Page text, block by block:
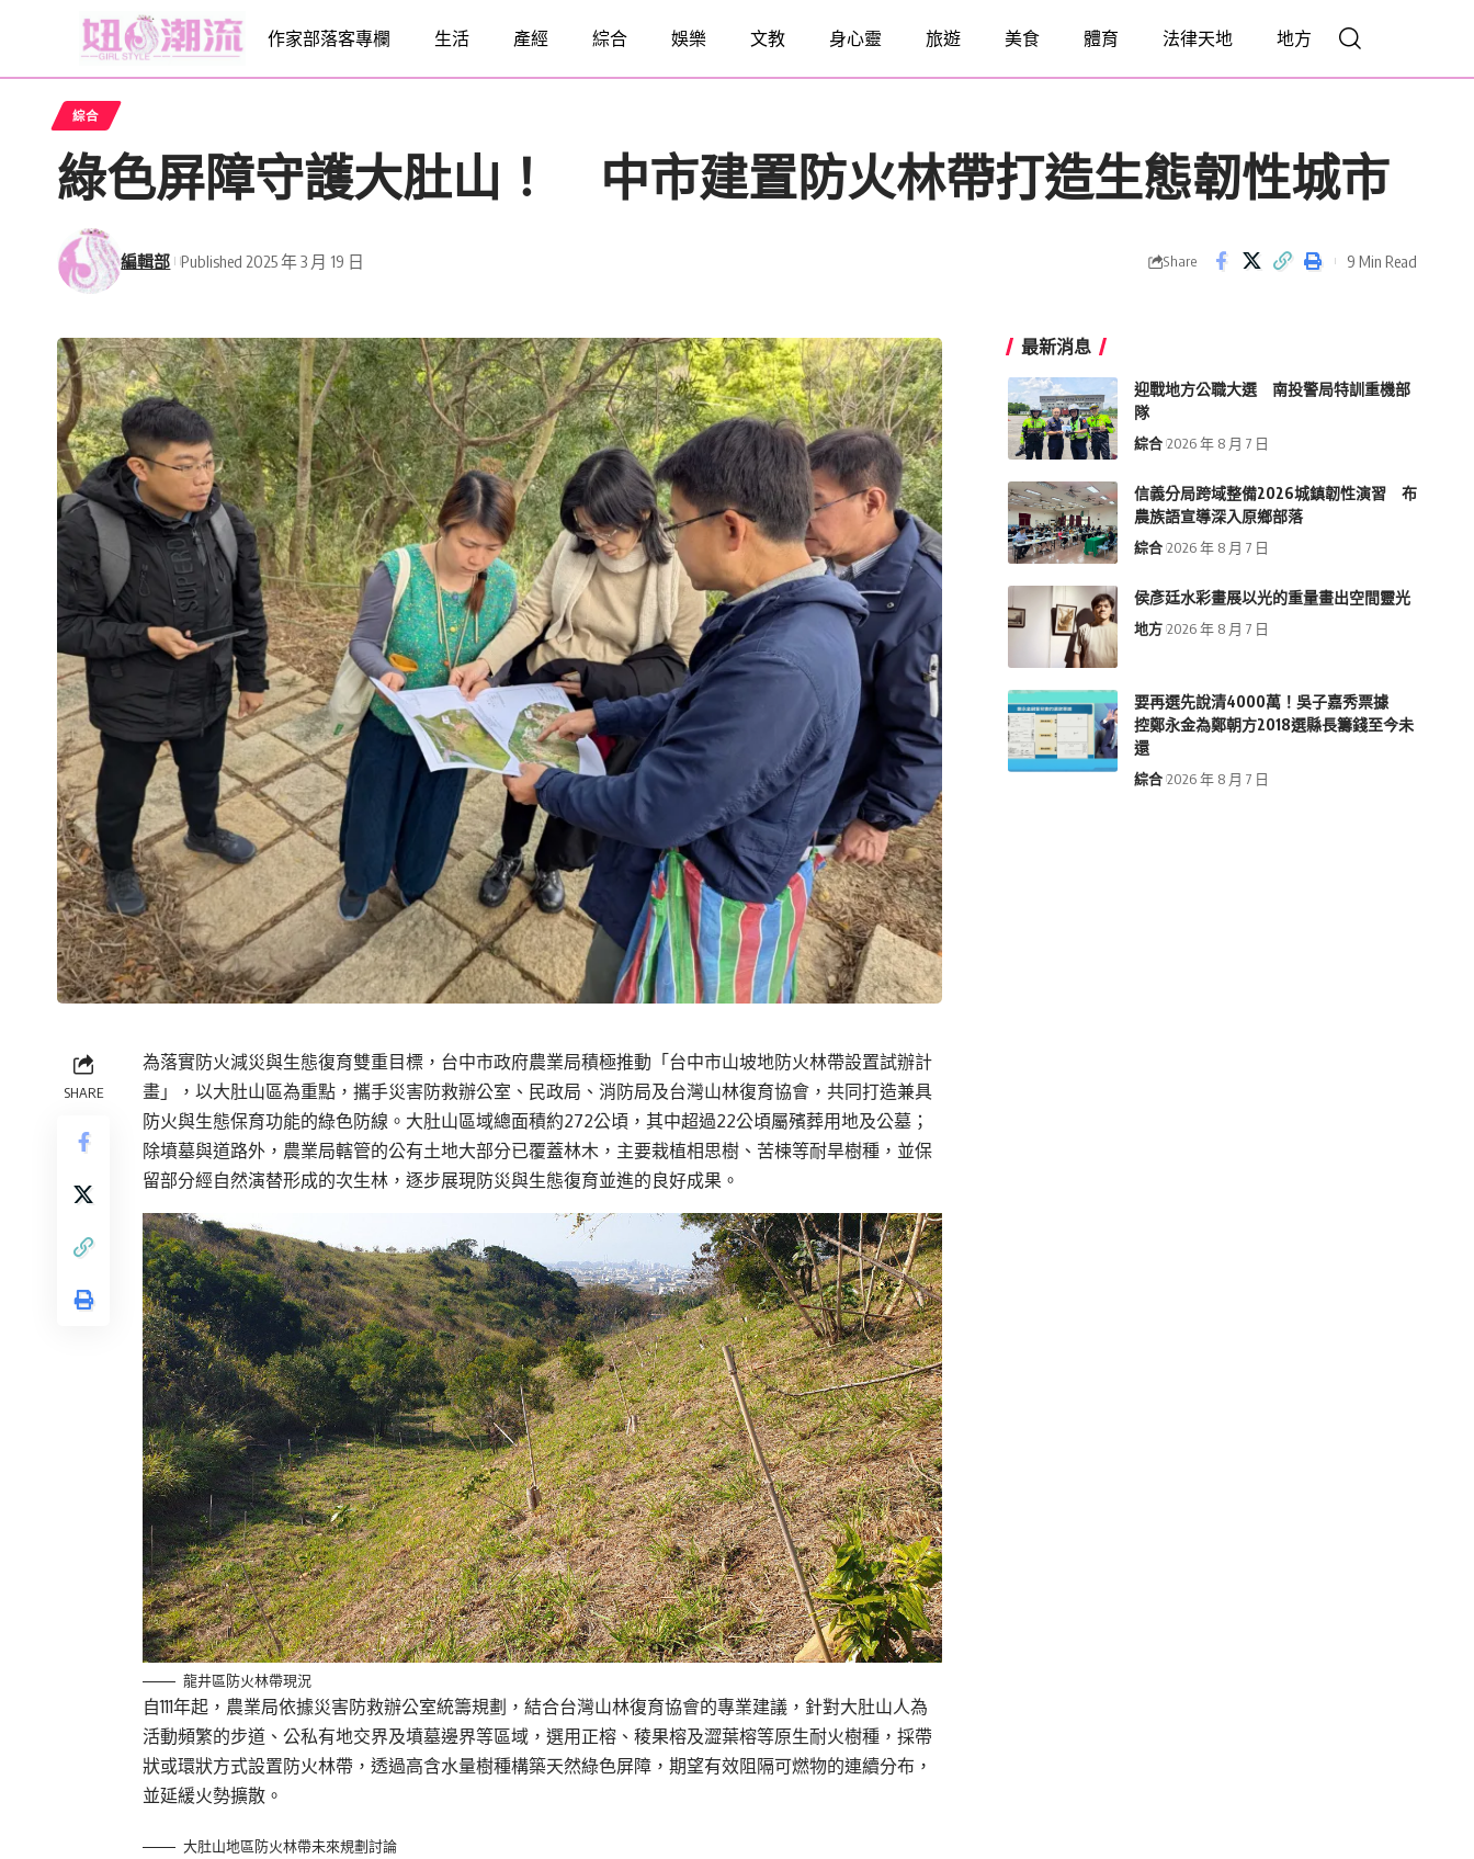
作家部落客專欄 生活 產經 綜合 娛樂 文教 身心靈 旅遊 美食 體育 法律天地 地方
綜合
綠色屏障守護大肚山！ 中市建置防火林帶打造生態韌性城市
編輯部 Published 2025 年 3 月 19 日 Share 9 Min Read
SHARE
為落實防火減災與生態復育雙重目標，台中市政府農業局積極推動「台中市山坡地防火林帶設置試辦計
畫」，以大肚山區為重點，攜手災害防救辦公室、民政局、消防局及台灣山林復育協會，共同打造兼具
防火與生態保育功能的綠色防線。大肚山區域總面積約272公頃，其中超過22公頃屬殯葬用地及公墓；
除墳墓與道路外，農業局轄管的公有土地大部分已覆蓋林木，主要栽植相思樹、苦楝等耐旱樹種，並保
留部分經自然演替形成的次生林，逐步展現防災與生態復育並進的良好成果。
龍井區防火林帶現況
自111年起，農業局依據災害防救辦公室統籌規劃，結合台灣山林復育協會的專業建議，針對大肚山人為
活動頻繁的步道、公私有地交界及墳墓邊界等區域，選用正榕、稜果榕及澀葉榕等原生耐火樹種，採帶
狀或環狀方式設置防火林帶，透過高含水量樹種構築天然綠色屏障，期望有效阻隔可燃物的連續分布，
並延緩火勢擴散。
大肚山地區防火林帶未來規劃討論
最新消息
迎戰地方公職大選 南投警局特訓重機部
隊
綜合 2026 年 8 月 7 日
信義分局跨域整備2026城鎮韌性演習 布
農族語宣導深入原鄉部落
綜合 2026 年 8 月 7 日
侯彥廷水彩畫展以光的重量畫出空間靈光
地方 2026 年 8 月 7 日
要再選先說清4000萬！吳子嘉秀票據
控鄭永金為鄭朝方2018選縣長籌錢至今未
還
綜合 2026 年 8 月 7 日